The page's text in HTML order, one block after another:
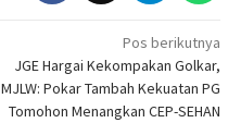
Pos berikutnya
JGE Hargai Kekompakan Golkar,
MJLW: Pokar Tambah Kekuatan PG
Tomohon Menangkan CEP-SEHAN